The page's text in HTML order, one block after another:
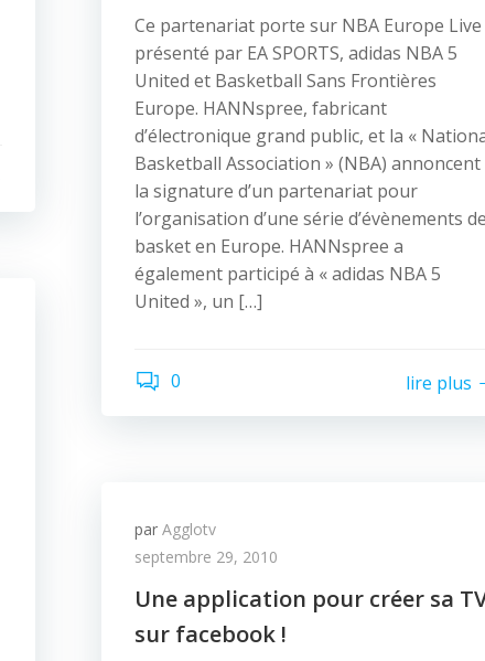
Ce partenariat porte sur NBA Europe Live
présenté par EA SPORTS, adidas NBA 5
United et Basketball Sans Frontières
Europe. HANNspree, fabricant
d’électronique grand public, et la «
Basketball Association » (NBA) annoncent
la signature d’un partenariat pour
l’organisation d’une série d’évènements
basket en Europe. HANNspree a
également participé à « adidas NBA 5
United », un […]
0 lire plus
par Agglotv
septembre 29, 2010
Une application pour créer sa
sur facebook !